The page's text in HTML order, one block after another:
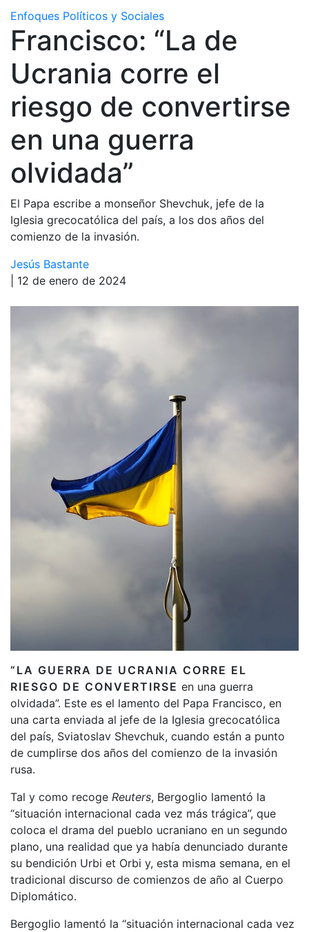
Enfoques Políticos y Sociales
Francisco: “La de
Ucrania corre el
riesgo de convertirse
en una guerra
olvidada”
El Papa escribe a monseñor Shevchuk, jefe de la
Iglesia grecocatólica del país, a los dos años del
comienzo de la invasión.
Jesús Bastante
| 12 de enero de 2024
“LA GUERRA DE UCRANIA CORRE EL
RIESGO DE CONVERTIRSE en una guerra
olvidada”. Este es el lamento del Papa Francisco, en
una carta enviada al jefe de la Iglesia grecocatólica
del país, Sviatoslav Shevchuk, cuando están a punto
de cumplirse dos años del comienzo de la invasión
rusa.
Tal y como recoge Reuters, Bergoglio lamentó la
“situación internacional cada vez más trágica”, que
coloca el drama del pueblo ucraniano en un segundo
plano, una realidad que ya había denunciado durante
su bendición Urbi et Orbi y, esta misma semana, en el
tradicional discurso de comienzos de año al Cuerpo
Diplomático.
Bergoglio lamentó la “situación internacional cada vez